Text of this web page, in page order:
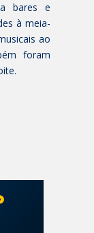
bares e
à meia-
ao
foram